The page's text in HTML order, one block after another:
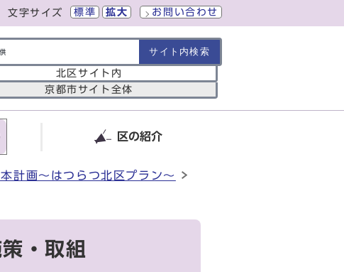
文字サイズ 標準 拡大 お問い合わせ
索の範囲
北区サイト内
京都市サイト全体
区の紹介
計画～はつらつ北区プラン～
・取組